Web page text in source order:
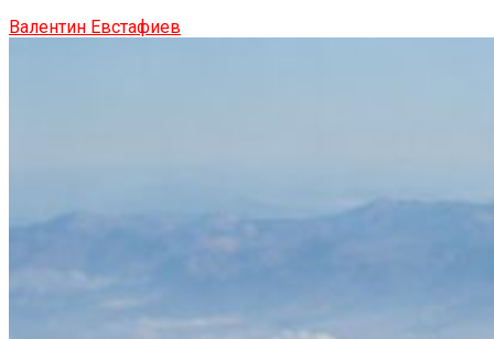
Валентин Евстафиев